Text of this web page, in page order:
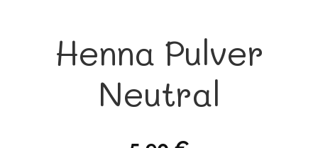
Henna Pulver
Neutral